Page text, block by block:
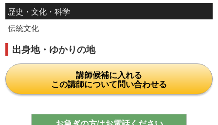
歴史・文化・科学
伝統文化
出身地・ゆかりの地
講師候補に入れる
この講師について問い合わせる